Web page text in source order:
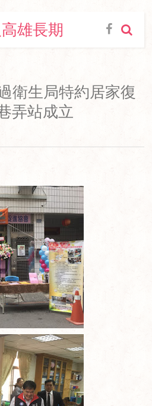
雄長期
利促進
衛生局特約居家復
弄站成立